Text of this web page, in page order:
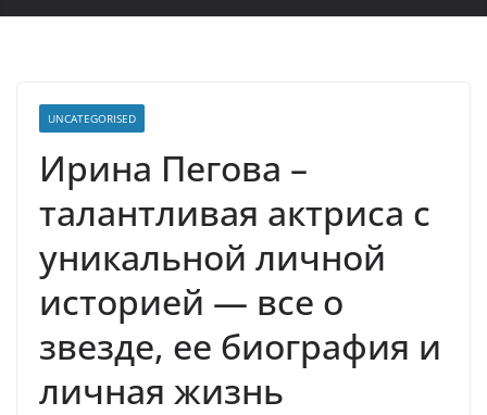
UNCATEGORISED
Ирина Пегова –
талантливая актриса с
уникальной личной
историей — все о
звезде, ее биография и
личная жизнь